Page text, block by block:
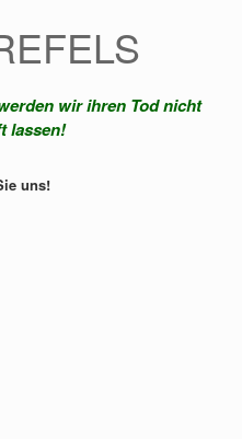
wir ihren Tod nicht
lassen!
uns!